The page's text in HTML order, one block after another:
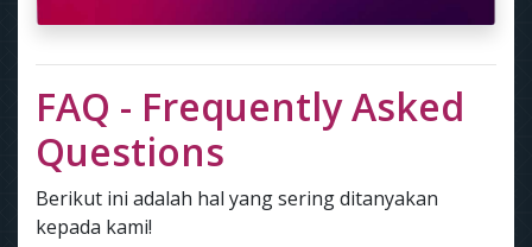
FAQ - Frequently Asked
Questions
Berikut ini adalah hal yang sering ditanyakan
kepada kami!